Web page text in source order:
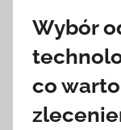
Wybór
co